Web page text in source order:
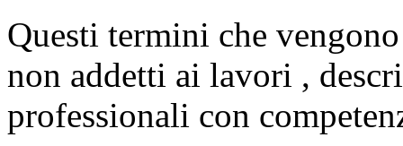
Questi termini che
non addetti ai lavori ,
professionali con